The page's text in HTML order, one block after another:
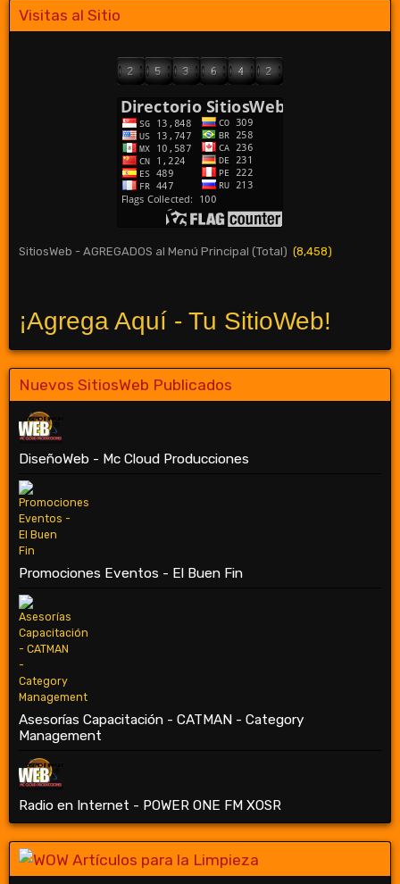
Visitas al Sitio
SitiosWeb - AGREGADOS al Menú Principal (Total) (8,458)
¡Agrega Aquí - Tu SitioWeb!
Nuevos SitiosWeb Publicados
DiseñoWeb - Mc Cloud Producciones
Promociones Eventos - El Buen Fin
Asesorías Capacitación - CATMAN - Category
Management
Radio en Internet - POWER ONE FM XOSR